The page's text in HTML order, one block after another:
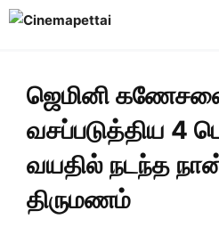
Skip
ஜெமினி
வசப்படுத்திய 4
வயதில் நடந்த
திருமணம்